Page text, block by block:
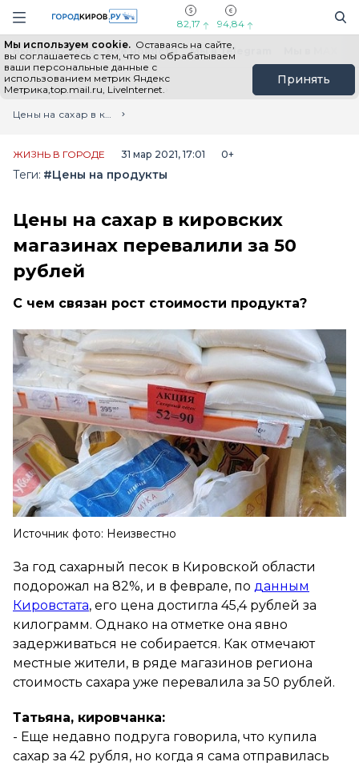
Навигация сайта
82,17 94,84
Мы используем cookie. Оставаясь на сайте,
вы соглашаетесь с тем, что мы обрабатываем
ваши персональные данные с
использованием метрик Яндекс
Метрика,top.mail.ru, LiveInternet.
Принять
Выборы - 2026 Все новости Мы в Telegram
Главная
Лента новостей
Цены на сахар в кировских магазинах перевалили за 50 рублей
ЖИЗНЬ В ГОРОДЕ 31 мар 2021, 17:01 0+
Теги: #Цены на продукты
Цены на сахар в кировских
магазинах перевалили за 50
рублей
С чем связан рост стоимости продукта?
Источник фото: Неизвестно
За год сахарный песок в Кировской области
подорожал на 82%, и в феврале, по данным
Кировстата, его цена достигла 45,4 рублей за
килограмм. Однако на отметке она явно
задерживаться не собирается. Как отмечают
местные жители, в ряде магазинов региона
стоимость сахара уже перевалила за 50 рублей.
Татьяна, кировчанка:
- Еще недавно подруга говорила, что купила
сахар за 42 рубля, но когда я сама отправилась